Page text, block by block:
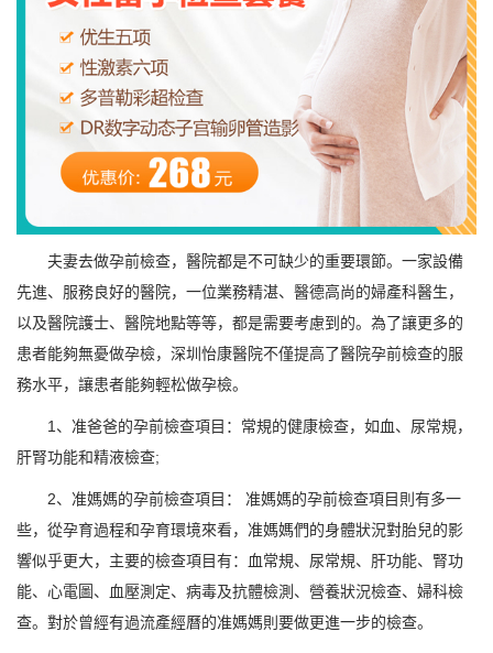
夫妻去做孕前檢查，醫院都是不可缺少的重要環節。一家設備
先進、服務良好的醫院，一位業務精湛、醫德高尚的婦產科醫生，
以及醫院護士、醫院地點等等，都是需要考慮到的。為了讓更多的
患者能夠無憂做孕檢，深圳怡康醫院不僅提高了醫院孕前檢查的服
務水平，讓患者能夠輕松做孕檢。
1、准爸爸的孕前檢查項目：常規的健康檢查，如血、尿常規，
肝腎功能和精液檢查;
2、准媽媽的孕前檢查項目： 准媽媽的孕前檢查項目則有多一
些，從孕育過程和孕育環境來看，准媽媽們的身體狀況對胎兒的影
響似乎更大，主要的檢查項目有：血常規、尿常規、肝功能、腎功
能、心電圖、血壓測定、病毒及抗體檢測、營養狀況檢查、婦科檢
查。對於曾經有過流產經曆的准媽媽則要做更進一步的檢查。